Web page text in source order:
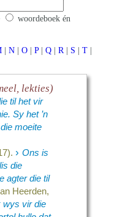
woordeboek én
| N | O | P | Q | R | S | T |
lekties)
til het vir
Sy het ’n
moeite
› Ons is
die
agter die til
Heerden,
wys vir die